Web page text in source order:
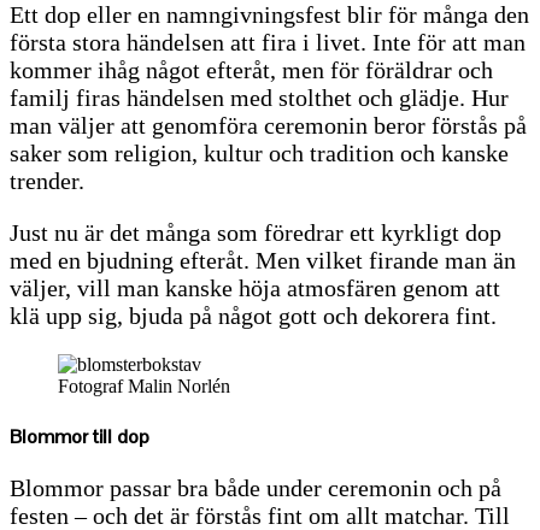
Ett dop eller en namngivningsfest blir för många den
första stora händelsen att fira i livet. Inte för att man
kommer ihåg något efteråt, men för föräldrar och
familj firas händelsen med stolthet och glädje. Hur
man väljer att genomföra ceremonin beror förstås på
saker som religion, kultur och tradition och kanske
trender.
Just nu är det många som föredrar ett kyrkligt dop
med en bjudning efteråt. Men vilket firande man än
väljer, vill man kanske höja atmosfären genom att
klä upp sig, bjuda på något gott och dekorera fint.
Fotograf Malin Norlén
Blommor till dop
Blommor passar bra både under ceremonin och på
festen – och det är förstås fint om allt matchar. Till